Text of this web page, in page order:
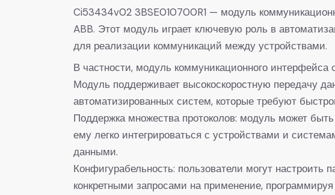
Ci53434v02 3BSE010700R1 — модуль
ABB. Этот модуль играет ключевую роль в
для реализации коммуникаций между устройствами.
В частности, модуль коммуникационного
Модуль поддерживает высокоскоростную передачу
автоматизированных систем, которые требуют
Поддержка множества протоколов: модуль может
ему легко интегрироваться с устройствами и
данными.
Конфигурабельность: пользователи могут
конкретными запросами на применение,